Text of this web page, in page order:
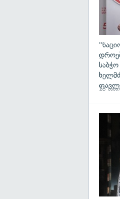
13